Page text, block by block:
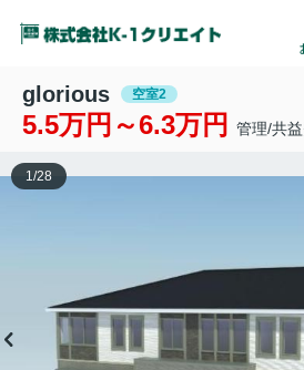
glorious 空室2
5.5万円～6.3万円 管理/共
1 /28